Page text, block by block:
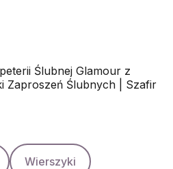
Ślubnej Glamour z
Zaproszeń Ślubnych | Szafir
Wierszyki